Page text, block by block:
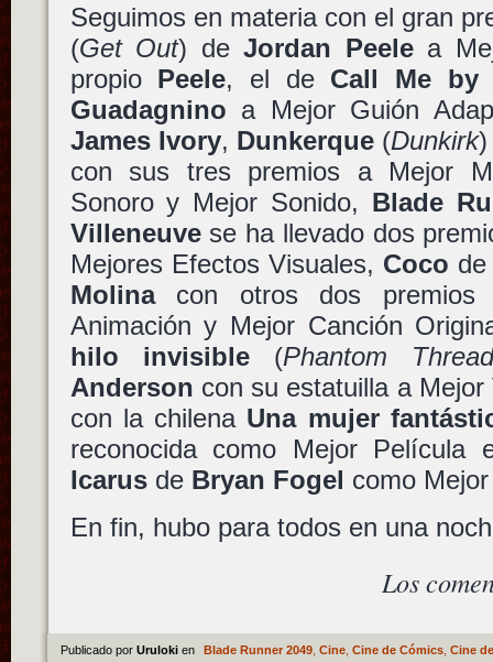
Seguimos en materia con el gran
(Get Out) deJordan Peelea
propio Peele, el de Call Me by
Guadagnino a Mejor Guión
James Ivory, Dunkerque(Dunkirk
con sus tres premios a Mejor
Sonoro y Mejor Sonido, Blade
Villeneuvese ha llevado dos
Mejores Efectos Visuales, Coco
Molinacon otros dos premios
Animación y Mejor Canción
hilo invisible(Phantom
Anderson con su estatuilla a
con la chilena Una mujer
reconocida como Mejor Película
Icarusde Bryan Fogel como
En fin, hubo para todos en una
Los
Publicado por Uruloki en Blade Runner 2049, Cine, Cine de Cómics, Cine